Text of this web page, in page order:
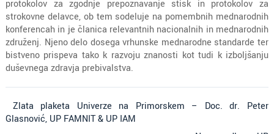
protokolov za zgodnje prepoznavanje stisk in protokolov za
strokovne delavce, ob tem sodeluje na pomembnih mednarodnih
konferencah in je članica relevantnih nacionalnih in mednarodnih
združenj. Njeno delo dosega vrhunske mednarodne standarde ter
bistveno prispeva tako k razvoju znanosti kot tudi k izboljšanju
duševnega zdravja prebivalstva.
Zlata plaketa Univerze na Primorskem – Doc. dr. Peter
Glasnović, UP FAMNIT & UP IAM